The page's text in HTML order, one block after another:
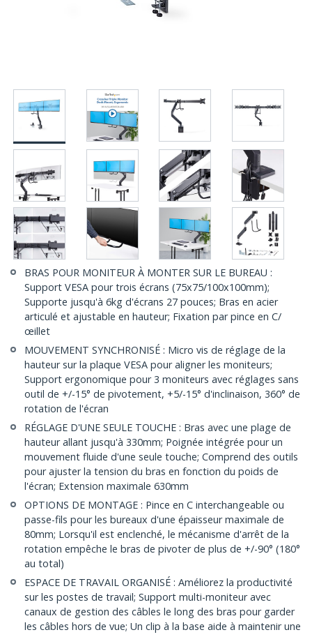
BRAS POUR MONITEUR À MONTER SUR LE BUREAU :
Support VESA pour trois écrans (75x75/100x100mm);
Supporte jusqu'à 6kg d'écrans 27 pouces; Bras en acier
articulé et ajustable en hauteur; Fixation par pince en C/
œillet
MOUVEMENT SYNCHRONISÉ : Micro vis de réglage de la
hauteur sur la plaque VESA pour aligner les moniteurs;
Support ergonomique pour 3 moniteurs avec réglages sans
outil de +/-15° de pivotement, +5/-15° d'inclinaison, 360° de
rotation de l'écran
RÉGLAGE D'UNE SEULE TOUCHE : Bras avec une plage de
hauteur allant jusqu'à 330mm; Poignée intégrée pour un
mouvement fluide d'une seule touche; Comprend des outils
pour ajuster la tension du bras en fonction du poids de
l'écran; Extension maximale 630mm
OPTIONS DE MONTAGE : Pince en C interchangeable ou
passe-fils pour les bureaux d'une épaisseur maximale de
80mm; Lorsqu'il est enclenché, le mécanisme d'arrêt de la
rotation empêche le bras de pivoter de plus de +/-90° (180°
au total)
ESPACE DE TRAVAIL ORGANISÉ : Améliorez la productivité
sur les postes de travail; Support multi-moniteur avec
canaux de gestion des câbles le long des bras pour garder
les câbles hors de vue; Un clip à la base aide à maintenir une